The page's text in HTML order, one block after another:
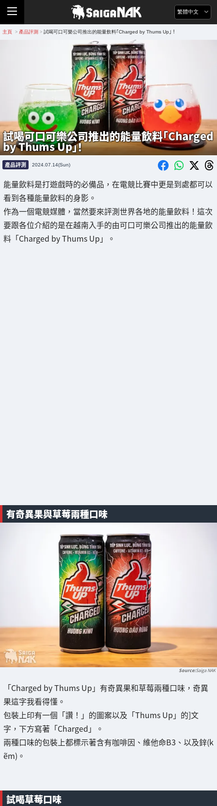
繁體中文
主頁 > 產品評測 > 試喝可口可樂公司推出的能量飲料｢Charged by Thums Up｣！
試喝可口可樂公司推出的能量飲料｢Charged
by Thums Up｣！
產品評測 2024.07.14(Sun)
能量飲料是打遊戲時的必備品，在電競比賽中更是到處都可以
看到各種能量飲料的身影。
作為一個電競媒體，當然要來評測世界各地的能量飲料！這次
要跟各位介紹的是在越南入手的由可口可樂公司推出的能量飲
料「Charged by Thums Up」。
有奇異果與草莓兩種口味
Saiga NAK
「Charged by Thums Up」有奇異果和草莓兩種口味，奇異
果這字我看得懂。
包裝上印有一個「讚！」的圖案以及「Thums Up」的]文
字，下方寫著「Charged」。
兩種口味的包裝上都標示著含有咖啡因、維他命B3、以及鋅(k
ẽm)。
試喝草莓口味